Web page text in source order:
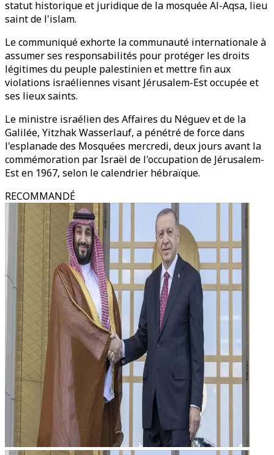
statut historique et juridique de la mosquée Al-Aqsa, lieu
saint de l'islam.
Le communiqué exhorte la communauté internationale à
assumer ses responsabilités pour protéger les droits
légitimes du peuple palestinien et mettre fin aux
violations israéliennes visant Jérusalem-Est occupée et
ses lieux saints.
Le ministre israélien des Affaires du Néguev et de la
Galilée, Yitzhak Wasserlauf, a pénétré de force dans
l'esplanade des Mosquées mercredi, deux jours avant la
commémoration par Israël de l'occupation de Jérusalem-
Est en 1967, selon le calendrier hébraïque.
RECOMMANDÉ